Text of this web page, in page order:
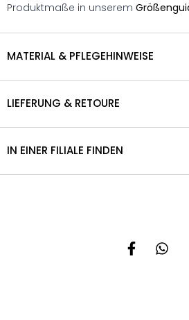
Produktmaße in unserem
MATERIAL & PFLEGEHINWEISE
LIEFERUNG & RETOURE
IN EINER FILIALE FINDEN